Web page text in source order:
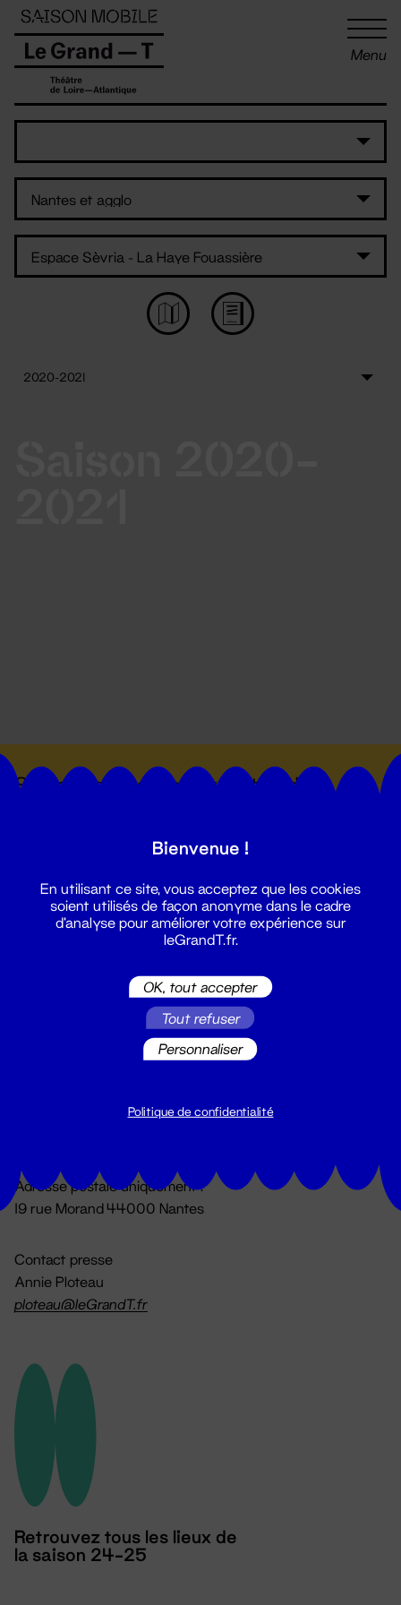
Menu
Suivez toutes les actualités du
Du lundi au vendredi 14h → 18h
Adresse postale uniquement :
19 rue Morand 44000 Nantes
Contact presse
Annie Ploteau
ploteau@leGrandT.fr
Retrouvez tous les lieux de
la saison 24-25
Panneau de gestion des cookies
Bienvenue !
En utilisant ce site, vous acceptez que les cookies
soient utilisés de façon anonyme dans le cadre
d'analyse pour améliorer votre expérience sur
leGrandT.fr.
OK, tout accepter
Tout refuser
Personnaliser
Politique de confidentialité